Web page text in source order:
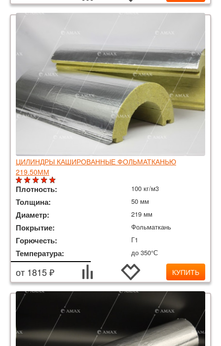
ЦИЛИНДРЫ КАШИРОВАННЫЕ ФОЛЬМАТКАНЬЮ
219.50ММ
Плотность: 100 кг/м3
Толщина: 50 мм
Диаметр: 219 мм
Покрытие: Фольматкань
Горючесть: Г1
Температура: до 350°С
от 1815 ₽ КУПИТЬ